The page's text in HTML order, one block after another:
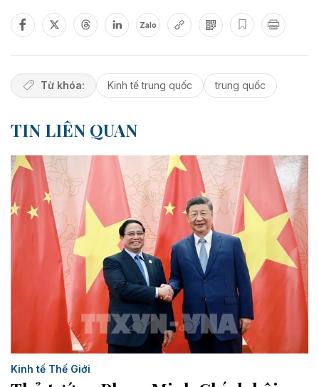
Zalo
Từ khóa: Kinh tế trung quốc trung quốc
TIN LIÊN QUAN
Kinh tế Thế Giới